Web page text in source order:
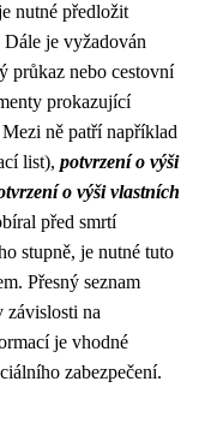
nutné předložit
je vyžadován
průkaz nebo cestovní
prokazující
ně patří například
list), potvrzení o výši
o výši vlastních
před smrtí
stupně, je nutné tuto
Přesný seznam
závislosti na
je vhodné
zabezpečení.